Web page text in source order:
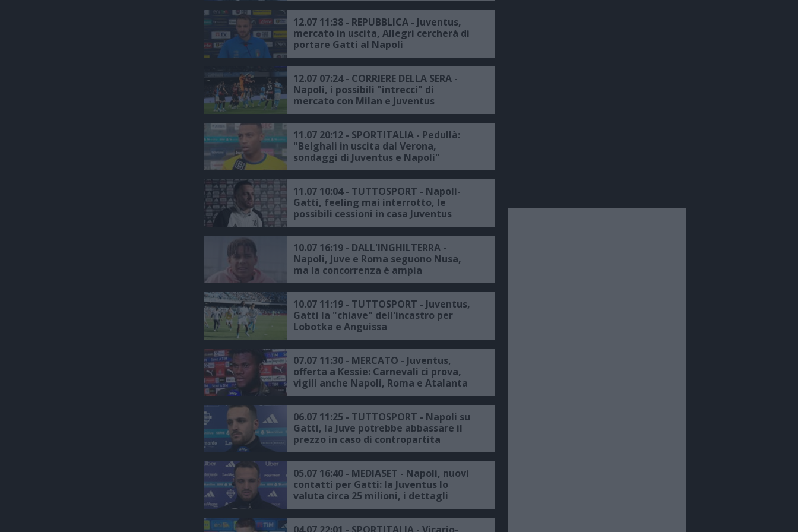
12.07 11:38 - REPUBBLICA - Juventus,
mercato in uscita, Allegri cercherà di
portare Gatti al Napoli
12.07 07:24 - CORRIERE DELLA SERA -
Napoli, i possibili "intrecci" di
mercato con Milan e Juventus
11.07 20:12 - SPORTITALIA - Pedullà:
"Belghali in uscita dal Verona,
sondaggi di Juventus e Napoli"
11.07 10:04 - TUTTOSPORT - Napoli-
Gatti, feeling mai interrotto, le
possibili cessioni in casa Juventus
10.07 16:19 - DALL'INGHILTERRA -
Napoli, Juve e Roma seguono Nusa,
ma la concorrenza è ampia
10.07 11:19 - TUTTOSPORT - Juventus,
Gatti la "chiave" dell'incastro per
Lobotka e Anguissa
07.07 11:30 - MERCATO - Juventus,
offerta a Kessie: Carnevali ci prova,
vigili anche Napoli, Roma e Atalanta
06.07 11:25 - TUTTOSPORT - Napoli su
Gatti, la Juve potrebbe abbassare il
prezzo in caso di contropartita
05.07 16:40 - MEDIASET - Napoli, nuovi
contatti per Gatti: la Juventus lo
valuta circa 25 milioni, i dettagli